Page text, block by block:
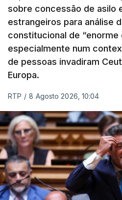
sobre concessão de asilo
estrangeiros para análise
constitucional de “enorme
especialmente num
de pessoas invadiram
Europa.
RTP / 8 Agosto 2026, 10:04